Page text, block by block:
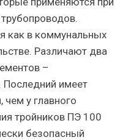
как в коммунальных
Различают два
–
Последний имеет
у главного
тройников ПЭ 100
безопасный